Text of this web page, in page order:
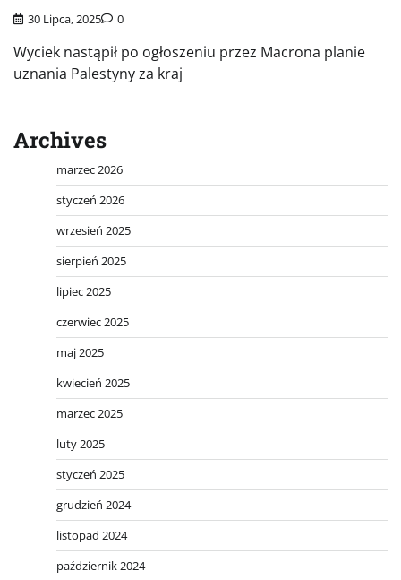
30 Lipca, 2025 0
Wyciek nastąpił po ogłoszeniu przez Macrona planie
uznania Palestyny za kraj
Archives
marzec 2026
styczeń 2026
wrzesień 2025
sierpień 2025
lipiec 2025
czerwiec 2025
maj 2025
kwiecień 2025
marzec 2025
luty 2025
styczeń 2025
grudzień 2024
listopad 2024
październik 2024